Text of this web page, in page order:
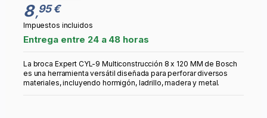
8,95 €
Impuestos incluidos
Entrega entre 24 a 48 horas
La broca Expert CYL-9 Multiconstrucción 8 x 120 MM de Bosch
es una herramienta versátil diseñada para perforar diversos
materiales, incluyendo hormigón, ladrillo, madera y metal.